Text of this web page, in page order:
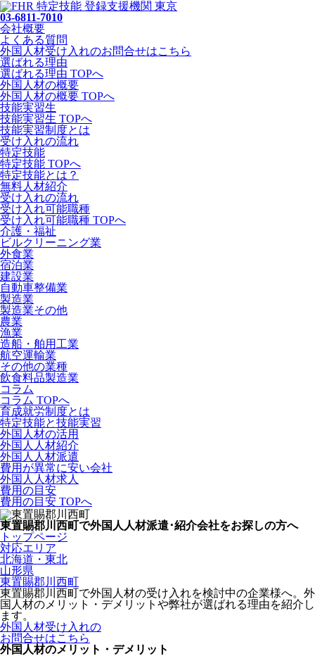
03-6811-7010
会社概要
よくある質問
外国人材受け入れのお問合せはこちら
選ばれる理由
選ばれる理由 TOPへ
外国人材の概要
外国人材の概要 TOPへ
技能実習生
技能実習生 TOPへ
技能実習制度とは
受け入れの流れ
特定技能
特定技能 TOPへ
特定技能とは？
無料人材紹介
受け入れの流れ
受け入れ可能職種
受け入れ可能職種 TOPへ
介護・福祉
ビルクリーニング業
外食業
宿泊業
建設業
自動車整備業
製造業
製造業その他
農業
漁業
造船・舶用工業
航空運輸業
その他の業種
飲食料品製造業
コラム
コラム TOPへ
育成就労制度とは
特定技能と技能実習
外国人材の活用
外国人人材紹介
外国人人材派遣
費用が異常に安い会社
外国人人材求人
費用の目安
費用の目安 TOPへ
東置賜郡川西町で外国人人材派遣･紹介会社をお探しの方へ
トップページ
対応エリア
北海道・東北
山形県
東置賜郡川西町
東置賜郡川西町で外国人材の受け入れを検討中の企業様へ。外
国人材のメリット・デメリットや弊社が選ばれる理由を紹介し
ます。
外国人材受け入れの
お問合せはこちら
外国人材のメリット・デメリット